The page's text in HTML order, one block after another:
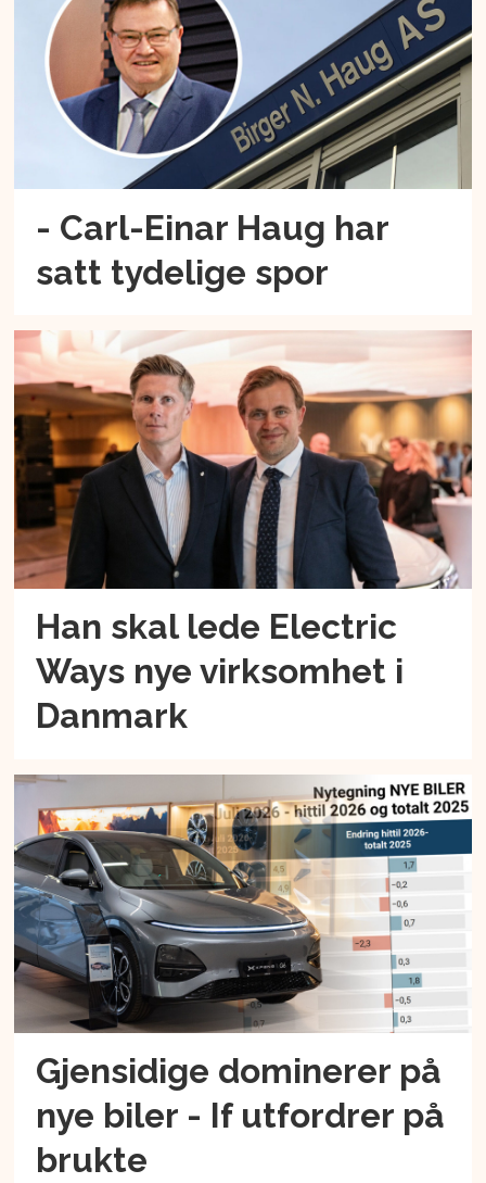
- Carl-Einar Haug har
satt tydelige spor
Han skal lede Electric
Ways nye virksomhet i
Danmark
Gjensidige dominerer på
nye biler - If utfordrer på
brukte